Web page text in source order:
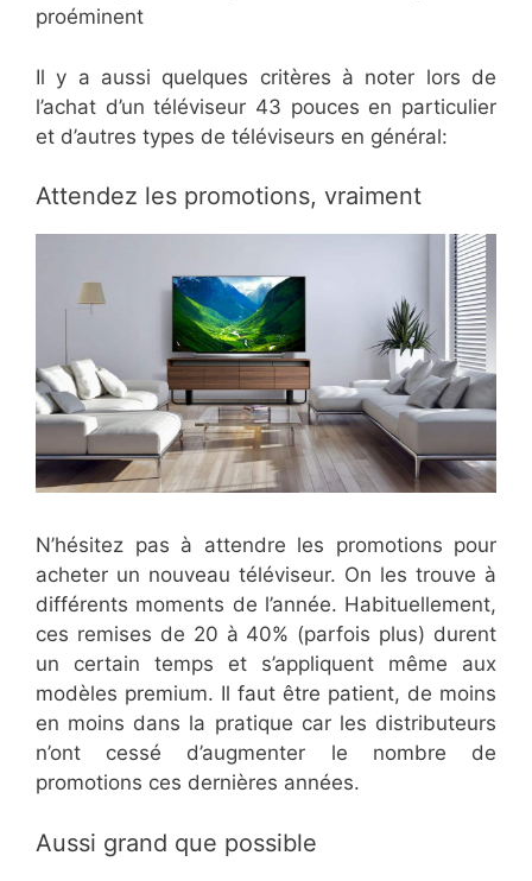
proéminent
Il y a aussi quelques critères à noter lors de
l’achat d’un téléviseur 43 pouces en particulier
et d’autres types de téléviseurs en général:
Attendez les promotions, vraiment
N’hésitez pas à attendre les promotions pour
acheter un nouveau téléviseur. On les trouve à
différents moments de l’année. Habituellement,
ces remises de 20 à 40% (parfois plus) durent
un certain temps et s’appliquent même aux
modèles premium. Il faut être patient, de moins
en moins dans la pratique car les distributeurs
n’ont cessé d’augmenter le nombre de
promotions ces dernières années.
Aussi grand que possible